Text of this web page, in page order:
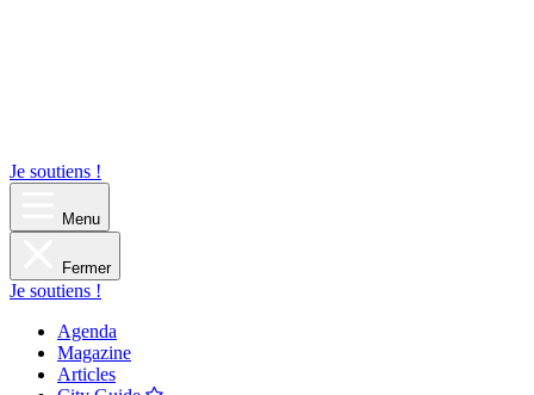
Je soutiens !
Menu
Fermer
Je soutiens !
Agenda
Magazine
Articles